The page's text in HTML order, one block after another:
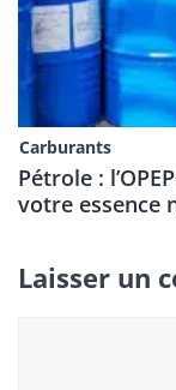
Carburants
Pétrole :
votre essence
Laisser un